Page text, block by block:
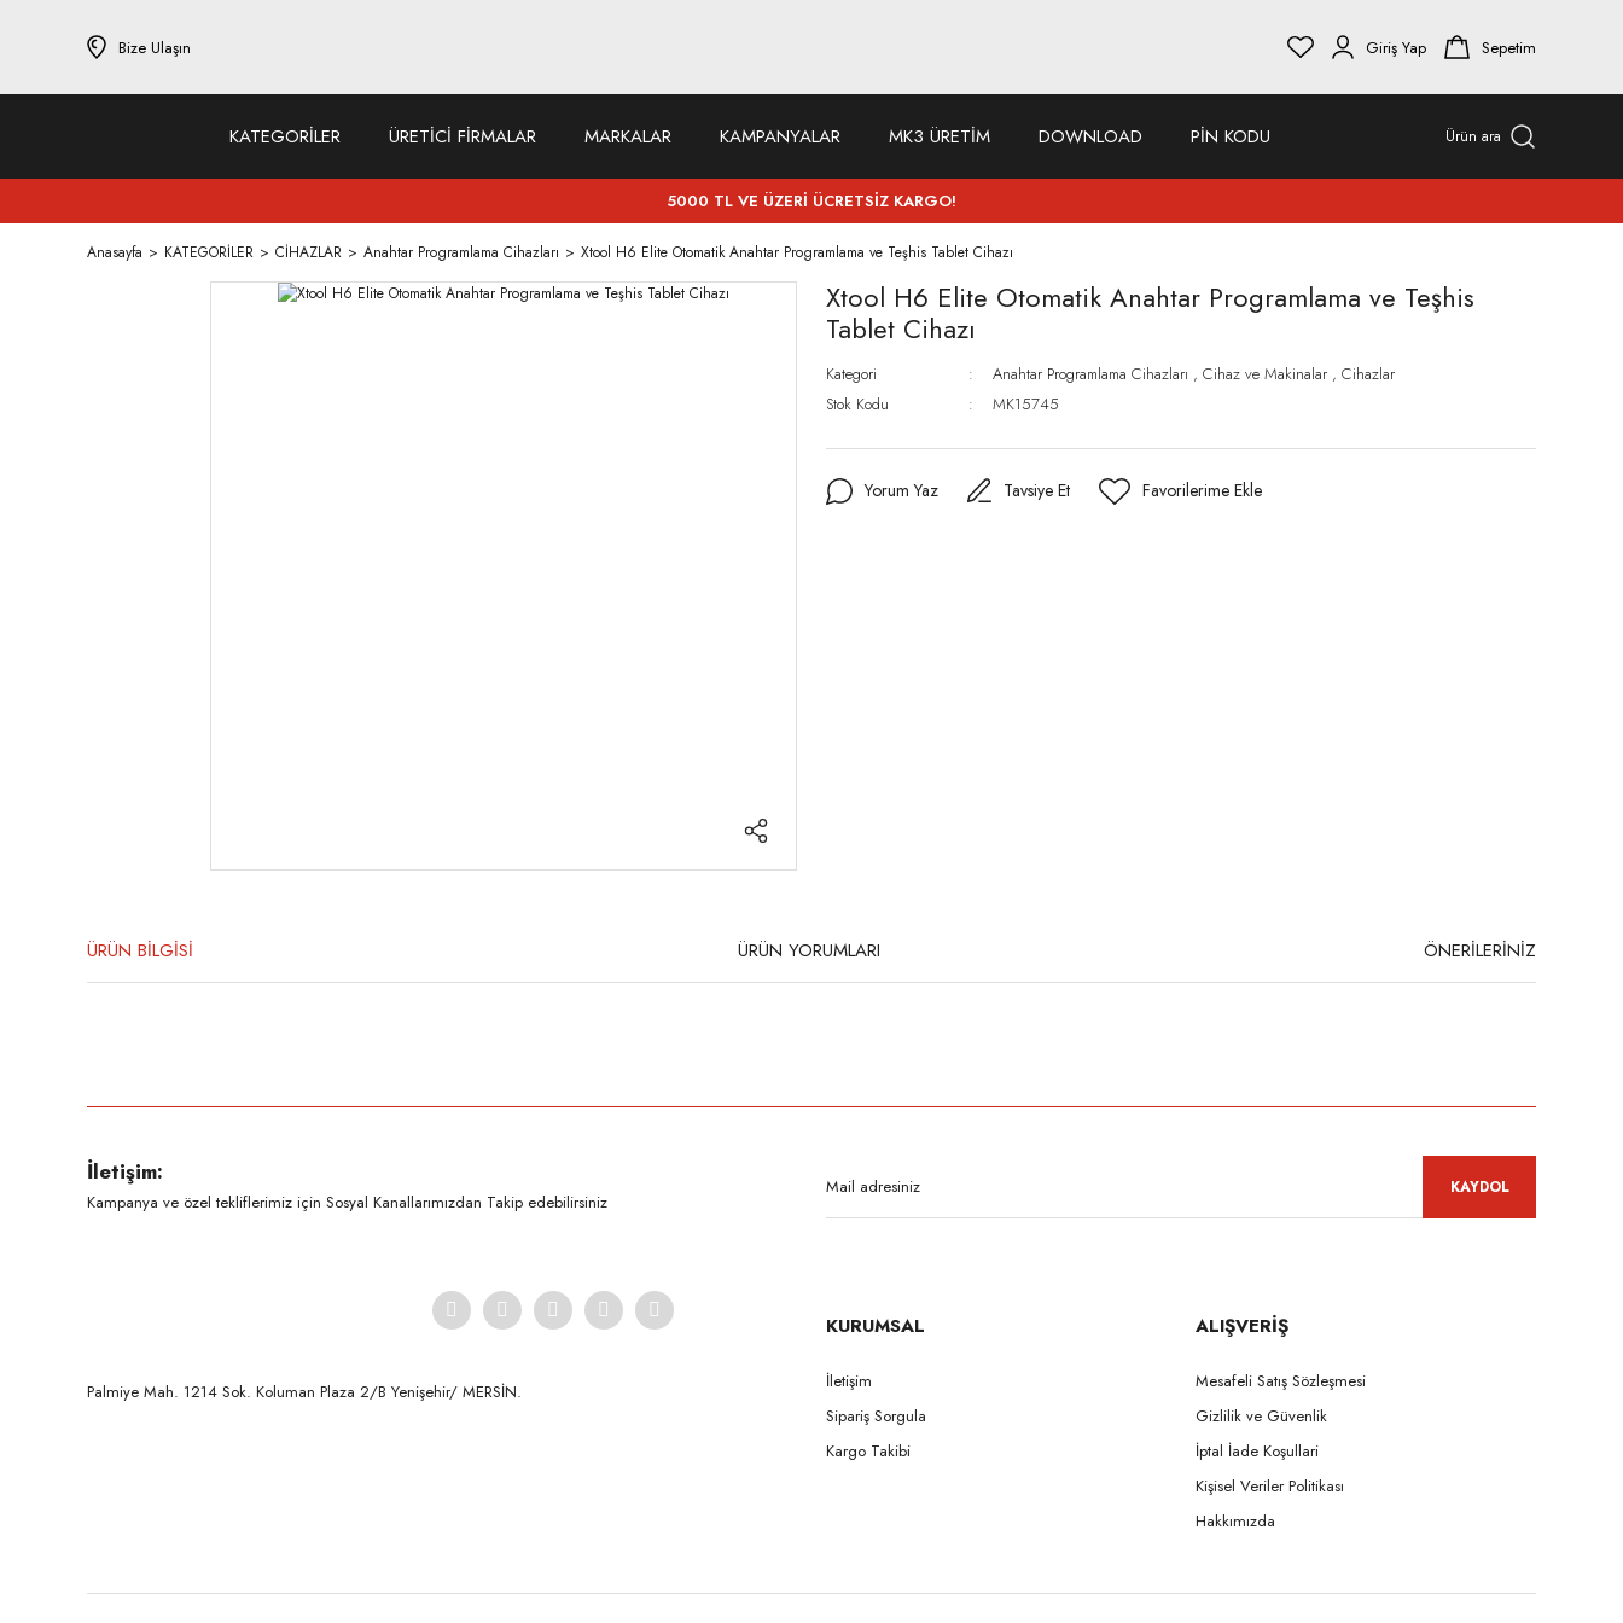
Bize Ulaşın Giriş Yap Sepetim
KATEGORİLER ÜRETİCİ FİRMALAR MARKALAR KAMPANYALAR MK3 ÜRETİM DOWNLOAD PİN KODU Ürün ara
5000 TL VE ÜZERİ ÜCRETSİZ KARGO!
Anasayfa KATEGORİLER CİHAZLAR Anahtar Programlama Cihazları Xtool H6 Elite Otomatik Anahtar Programlama ve Teşhis Tablet Cihazı
Xtool H6 Elite Otomatik Anahtar Programlama ve Teşhis
Tablet Cihazı
Kategori Anahtar Programlama Cihazları , Cihaz ve Makinalar , Cihazlar
Stok Kodu
MK15745
Yorum Yaz Tavsiye Et
ÜRÜN BİLGİSİ ÜRÜN YORUMLARI ÖNERİLERİNİZ
Ürün açıklamasında eksik bilgiler bulunuyor.
Ürün bilgilerinde hatalar bulunuyor.
İletişim:
Kampanya ve özel tekliflerimiz için Sosyal Kanallarımızdan Takip edebilirsiniz
KAYDOL
Palmiye Mah. 1214 Sok. Koluman Plaza 2/B Yenişehir/ MERSİN.ㅤㅤㅤㅤㅤㅤㅤㅤㅤㅤㅤㅤㅤㅤㅤㅤㅤㅤㅤㅤㅤㅤㅤㅤㅤㅤㅤㅤㅤㅤㅤㅤㅤㅤㅤ ㅤㅤㅤㅤㅤㅤㅤㅤㅤㅤ
KURUMSAL
İletişim
Sipariş Sorgula
Kargo Takibi
ALIŞVERİŞ
Mesafeli Satış Sözleşmesi
Gizlilik ve Güvenlik
İptal İade Koşullari
Kişisel Veriler Politikası
Hakkımızda